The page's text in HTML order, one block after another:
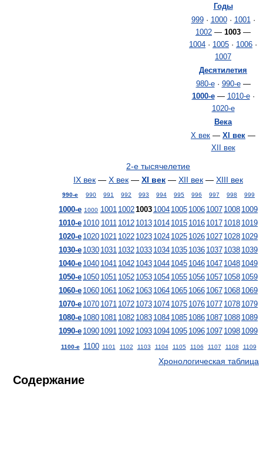
Годы
999· 1000· 1001·
1002 — 1003 —
1004 · 1005 · 1006 ·
1007
Десятилетия
980-е· 990-е—
1000-е— 1010-е·
1020-е
Века
X век — XI век —
XII век
2-е тысячелетие
IX век — X век — XI век — XII век — XIII век
990-е 990 991 992 993 994 995 996 997 998 999
1000-е 1000 1001 10021003 1004 1005 1006 1007 1008 1009
1010-е 1010 1011 1012 1013 1014 1015 1016 1017 1018 1019
1020-е 1020 1021 1022 1023 1024 1025 1026 1027 1028 1029
1030-е 1030 1031 1032 1033 1034 1035 1036 1037 1038 1039
1040-е 1040 1041 1042 1043 1044 1045 1046 1047 1048 1049
1050-е 1050 1051 1052 1053 1054 1055 1056 1057 1058 1059
1060-е 1060 1061 1062 1063 1064 1065 1066 1067 1068 1069
1070-е 1070 1071 1072 1073 1074 1075 1076 1077 1078 1079
1080-е 1080 1081 1082 1083 1084 1085 1086 1087 1088 1089
1090-е 1090 1091 1092 1093 1094 1095 1096 1097 1098 1099
1100-е 1100 1101 1102 1103 1104 1105 1106 1107 1108 1109
Хронологическая таблица
Содержание